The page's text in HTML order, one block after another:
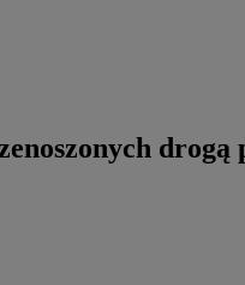
drogą